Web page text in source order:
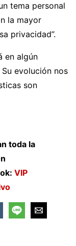
tema personal
la mayor
privacidad”.
en algún
evolución nos
son
toda la
VIP